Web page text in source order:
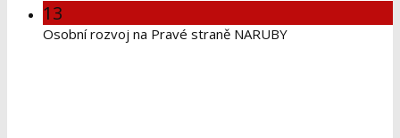
13
Osobní rozvoj na Pravé straně NARUBY